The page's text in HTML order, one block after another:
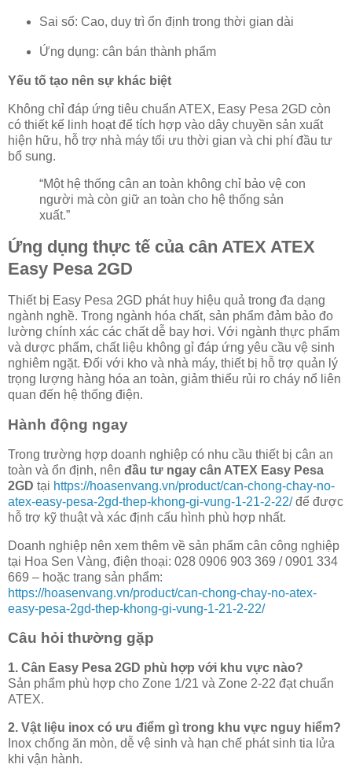
Sai số: Cao, duy trì ổn định trong thời gian dài
Ứng dụng: cân bán thành phẩm
Yếu tố tạo nên sự khác biệt
Không chỉ đáp ứng tiêu chuẩn ATEX, Easy Pesa 2GD còn
có thiết kế linh hoạt để tích hợp vào dây chuyền sản xuất
hiện hữu, hỗ trợ nhà máy tối ưu thời gian và chi phí đầu tư
bổ sung.
“Một hệ thống cân an toàn không chỉ bảo vệ con
người mà còn giữ an toàn cho hệ thống sản
xuất.”
Ứng dụng thực tế của cân ATEX ATEX
Easy Pesa 2GD
Thiết bị Easy Pesa 2GD phát huy hiệu quả trong đa dạng
ngành nghề. Trong ngành hóa chất, sản phẩm đảm bảo đo
lường chính xác các chất dễ bay hơi. Với ngành thực phẩm
và dược phẩm, chất liệu không gỉ đáp ứng yêu cầu vệ sinh
nghiêm ngặt. Đối với kho và nhà máy, thiết bị hỗ trợ quản lý
trọng lượng hàng hóa an toàn, giảm thiểu rủi ro cháy nổ liên
quan đến hệ thống điện.
Hành động ngay
Trong trường hợp doanh nghiệp có nhu cầu thiết bị cân an
toàn và ổn định, nên đầu tư ngay cân ATEX Easy Pesa
2GD tại https://hoasenvang.vn/product/can-chong-chay-no-
atex-easy-pesa-2gd-thep-khong-gi-vung-1-21-2-22/để được
hỗ trợ kỹ thuật và xác định cấu hình phù hợp nhất.
Doanh nghiệp nên xem thêm về sản phẩm cân công nghiệp
tại Hoa Sen Vàng, điện thoại: 028 0906 903 369 / 0901 334
669 – hoặc trang sản phẩm:
https://hoasenvang.vn/product/can-chong-chay-no-atex-
easy-pesa-2gd-thep-khong-gi-vung-1-21-2-22/
Câu hỏi thường gặp
1. Cân Easy Pesa 2GD phù hợp với khu vực nào?
Sản phẩm phù hợp cho Zone 1/21 và Zone 2-22 đạt chuẩn
ATEX.
2. Vật liệu inox có ưu điểm gì trong khu vực nguy hiểm?
Inox chống ăn mòn, dễ vệ sinh và hạn chế phát sinh tia lửa
khi vận hành.